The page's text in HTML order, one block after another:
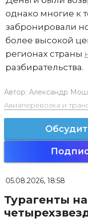
однако многие к
забронировали
более высокой
регионах страны
разбирательства.
Автор: Александр
Авиаперевозка и
05.08.2026, 18:58
Турагенты